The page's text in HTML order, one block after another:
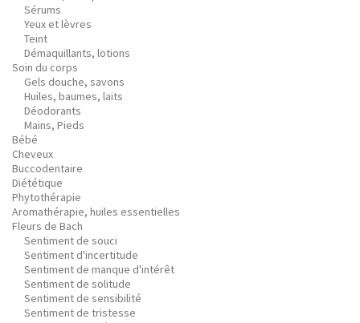
Sérums
Yeux et lèvres
Teint
Démaquillants, lotions
Soin du corps
Gels douche, savons
Huiles, baumes, laits
Déodorants
Mains, Pieds
Bébé
Cheveux
Buccodentaire
Diététique
Phytothérapie
Aromathérapie, huiles essentielles
Fleurs de Bach
Sentiment de souci
Sentiment d'incertitude
Sentiment de manque d'intérêt
Sentiment de solitude
Sentiment de sensibilité
Sentiment de tristesse